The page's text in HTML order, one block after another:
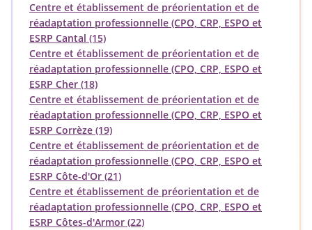
Centre et établissement de préorientation et de
réadaptation professionnelle (CPO, CRP, ESPO et
ESRP Cantal (15)
Centre et établissement de préorientation et de
réadaptation professionnelle (CPO, CRP, ESPO et
ESRP Cher (18)
Centre et établissement de préorientation et de
réadaptation professionnelle (CPO, CRP, ESPO et
ESRP Corrèze (19)
Centre et établissement de préorientation et de
réadaptation professionnelle (CPO, CRP, ESPO et
ESRP Côte-d'Or (21)
Centre et établissement de préorientation et de
réadaptation professionnelle (CPO, CRP, ESPO et
ESRP Côtes-d'Armor (22)